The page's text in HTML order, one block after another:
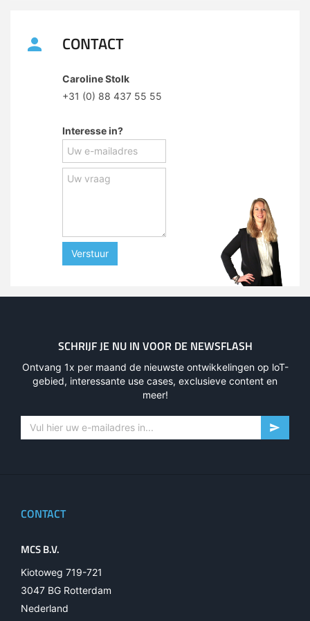
CONTACT
Caroline Stolk
+31 (0) 88 437 55 55
Interesse in?
Verstuur
SCHRIJF JE NU IN VOOR DE NEWSFLASH
Ontvang 1x per maand de nieuwste ontwikkelingen op loT-
gebied, interessante use cases, exclusieve content en
meer!
CONTACT
MCS B.V.
Kiotoweg 719-721
3047 BG Rotterdam
Nederland